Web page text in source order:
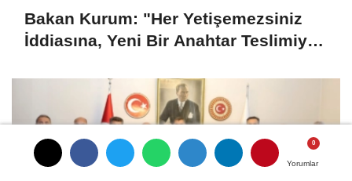
Yorumlar
Yorumlar
Bakan Kurum: "Her Yetişemezsiniz
İddiasına, Yeni Bir Anahtar Teslimiyle